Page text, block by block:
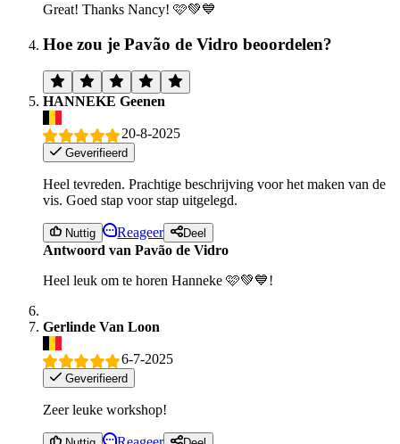
Great! Thanks Nancy! 🩷💚💙
Hoe zou je Pavão de Vidro beoordelen?
HANNEKE Geenen
20-8-2025
Geverifieerd
Heel tevreden. Prachtige beschrijving voor het maken van de
vis. Goed stap voor stap uitgelegd.
Nuttig Reageer Deel
Antwoord van Pavão de Vidro
Heel leuk om te horen Hanneke 🩷💚💙!
Gerlinde Van Loon
6-7-2025
Geverifieerd
Zeer leuke workshop!